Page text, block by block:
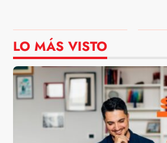
LO MÁS VISTO